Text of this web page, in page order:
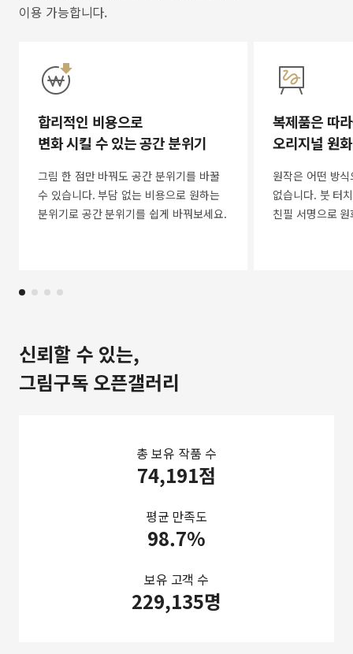
이용 가능합니다.
합리적인 비용으로
변화 시킬 수 있는 공간 분위기
그림 한 점만 바꿔도 공간 분위기를 바꿀
수 있습니다. 부담 없는 비용으로 원하는
분위기로 공간 분위기를 쉽게 바꿔보세요.
복제품은 따
오리지널 원
원작은 어떤 방
없습니다. 붓 터
친필 서명으로
신뢰할 수 있는,
그림구독 오픈갤러리
총 보유 작품 수
74,191점
평균 만족도
98.7%
보유 고객 수
229,135명